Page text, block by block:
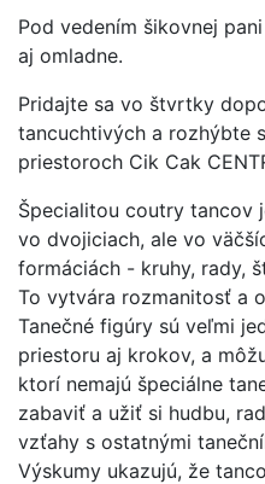
Pod vedením šikovnej
aj omladne.
Pridajte sa vo štvrtky
tancuchtivých a rozhýbte
priestoroch Cik Cak
Špecialitou coutry tancov
vo dvojiciach, ale vo
formáciách - kruhy, rady,
To vytvára rozmanitosť a
Tanečné figúry sú veľmi
priestoru aj krokov, a
ktorí nemajú špeciálne
zabaviť a užiť si hudbu,
vzťahy s ostatnými
Výskumy ukazujú, že